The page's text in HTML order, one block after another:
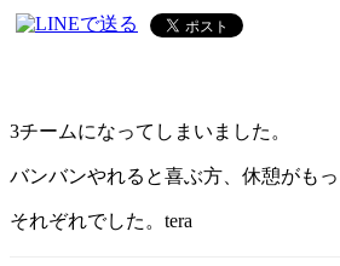
3チームになってしまいました。
バンバンやれると喜ぶ方、休憩がも
それぞれでした。tera